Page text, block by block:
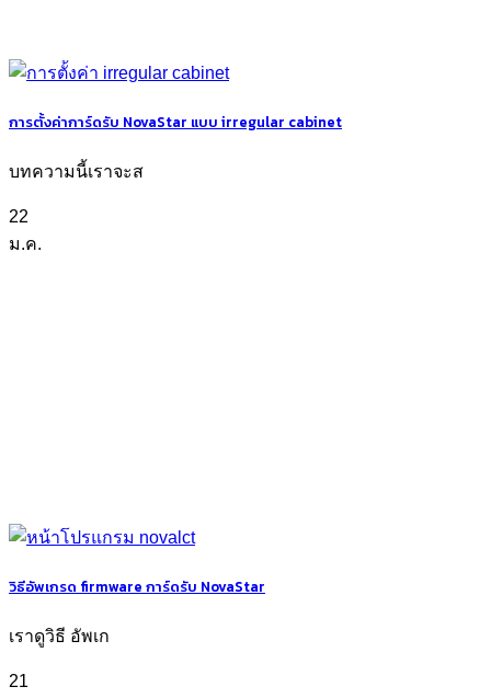
การตั้งค่าการ์ดรับ NovaStar แบบ irregular cabinet
บทความนี้เราจะส
22
ม.ค.
วิธีอัพเกรด firmware การ์ดรับ NovaStar
เราดูวิธี อัพเก
21